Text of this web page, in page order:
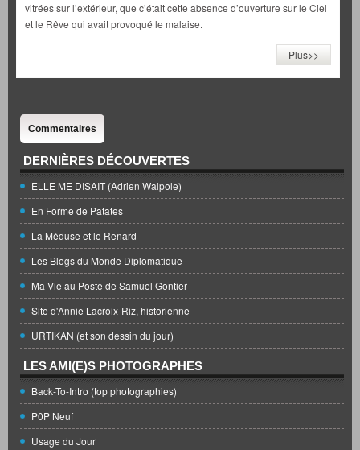
vitrées sur l’extérieur, que c’était cette absence d’ouverture sur le Ciel
et le Rêve qui avait provoqué le malaise.
Plus>>
Commentaires
DERNIÈRES DÉCOUVERTES
ELLE ME DISAIT (Adrien Walpole)
En Forme de Patates
La Méduse et le Renard
Les Blogs du Monde Diplomatique
Ma Vie au Poste de Samuel Gontier
Site d'Annie Lacroix-Riz, historienne
URTIKAN (et son dessin du jour)
LES AMI(E)S PHOTOGRAPHES
Back-To-Intro (top photographies)
P0P Neuf
Usage du Jour